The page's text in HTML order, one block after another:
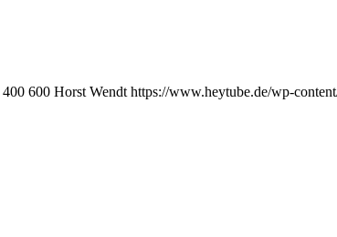
400 600 Horst Wendt https://www.heytube.de/wp-